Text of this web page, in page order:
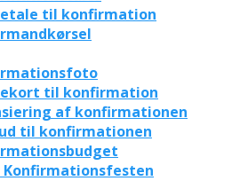
til konfirmation
til konfirmation
af konfirmationen
til konfirmationen
Konfirmationsfesten